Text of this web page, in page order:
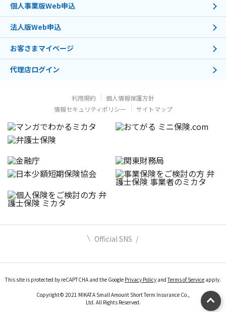
個人事業版Web申込
法人版Web申込
お客さまマイページ
代理店ログイン
利用規約
個人情報保護方針
情報セキュリティポリシー
サイトマップ
Official SNS
This site is protected by reCAPTCHA and the Google Privacy Policy andTerms of Service apply.
Copyright© 2021 MIKATA Small Amount Short Term Insurance Co.,
Ltd. All Rights Reserved.